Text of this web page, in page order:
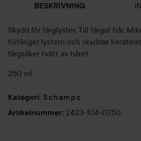
BESKRIVNING
Skydd för färglyster. Till färgat hår.
förlänger lystern och skyddar
färgsäker tvätt av håret.
250 ml
Kategori: Schampo
Artikelnummer: 2423-104-0250